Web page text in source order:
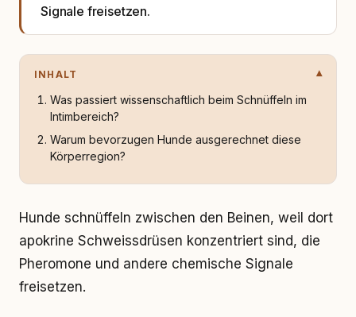
Signale freisetzen.
INHALT
Was passiert wissenschaftlich beim Schnüffeln im
Intimbereich?
Warum bevorzugen Hunde ausgerechnet diese
Körperregion?
Hunde schnüffeln zwischen den Beinen, weil dort
apokrine Schweissdrüsen konzentriert sind, die
Pheromone und andere chemische Signale
freisetzen.